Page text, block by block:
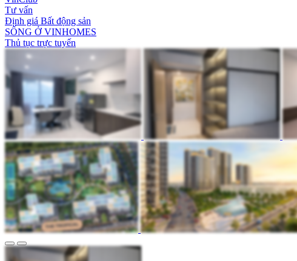
Tư vấn
Định giá Bất động sản
SỐNG Ở VINHOMES
Thủ tục trực tuyến